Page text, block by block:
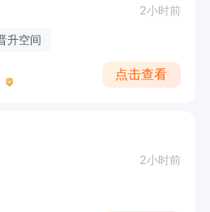
2小时前
升空间
点击查看
2小时前